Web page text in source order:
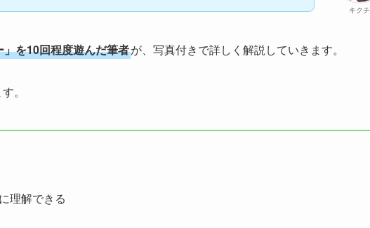
キクチ
を10回程度遊んだ筆者が、写真付きで詳しく解説していきます。
。
理解できる